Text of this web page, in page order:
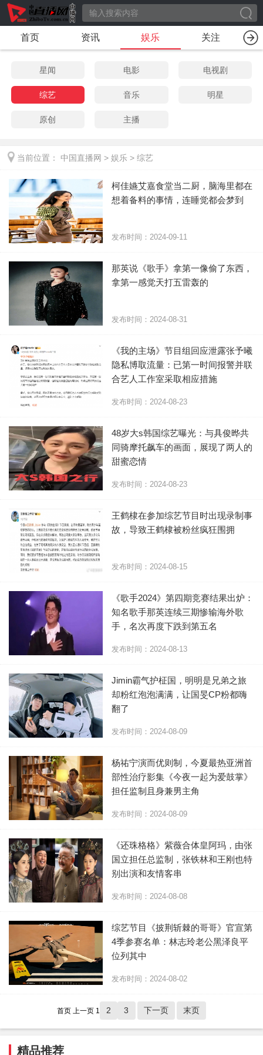
首页 资讯 娱乐 关注
星闻 电影 电视剧
综艺 音乐 明星
原创 主播
当前位置： 中国直播网 > 娱乐 > 综艺
柯佳嬿艾嘉食堂当二厨，脑海里都在
想着备料的事情，连睡觉都会梦到
发布时间：2024-09-11
那英说《歌手》拿第一像偷了东西，
拿第一感觉天打五雷轰的
发布时间：2024-08-31
《我的主场》节目组回应泄露张予曦
隐私博取流量：已第一时间报警并联
合艺人工作室采取相应措施
发布时间：2024-08-23
48岁大s韩国综艺曝光：与具俊晔共
同骑摩托飙车的画面，展现了两人的
甜蜜恋情
发布时间：2024-08-23
王鹤棣在参加综艺节目时出现录制事
故，导致王鹤棣被粉丝疯狂围拥
发布时间：2024-08-15
《歌手2024》第四期竞赛结果出炉：
知名歌手那英连续三期惨输海外歌
手，名次再度下跌到第五名
发布时间：2024-08-13
Jimin霸气护柾国，明明是兄弟之旅
却粉红泡泡满满，让国旻CP粉都嗨
翻了
发布时间：2024-08-09
杨祐宁演而优则制，今夏最热亚洲首
部性治疗影集《今夜一起为爱鼓掌》
担任监制且身兼男主角
发布时间：2024-08-09
《还珠格格》紫薇合体皇阿玛，由张
国立担任总监制，张铁林和王刚也特
别出演和友情客串
发布时间：2024-08-08
综艺节目《披荆斩棘的哥哥》官宣第
4季参赛名单：林志玲老公黑泽良平
位列其中
发布时间：2024-08-02
首页 上一页 1 2 3 下一页 末页
精品推荐